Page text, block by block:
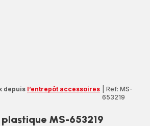
depuis l’entrepôt accessoires
Ref: MS-
653219
MS-653219